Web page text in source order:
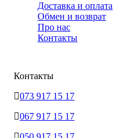
Доставка и оплата
Обмен и возврат
Про нас
Контакты
Контакты
073 917 15 17
067 917 15 17